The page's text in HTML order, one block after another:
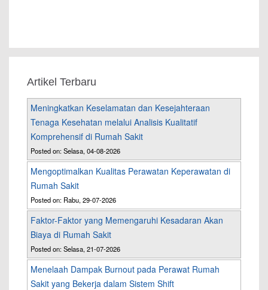
Artikel Terbaru
Meningkatkan Keselamatan dan Kesejahteraan
Tenaga Kesehatan melalui Analisis Kualitatif
Komprehensif di Rumah Sakit
Posted on: Selasa, 04-08-2026
Mengoptimalkan Kualitas Perawatan Keperawatan di
Rumah Sakit
Posted on: Rabu, 29-07-2026
Faktor-Faktor yang Memengaruhi Kesadaran Akan
Biaya di Rumah Sakit
Posted on: Selasa, 21-07-2026
Menelaah Dampak Burnout pada Perawat Rumah
Sakit yang Bekerja dalam Sistem Shift